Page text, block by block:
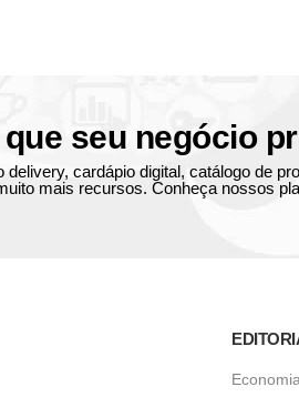
que seu negócio
delivery, cardápio digital, catálogo de
mais recursos. Conheça nossos